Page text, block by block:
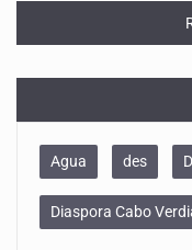
Agua des
Diaspora Cabo